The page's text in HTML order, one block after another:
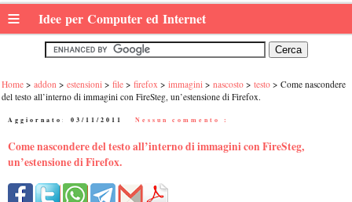
≡ Idee per Computer ed Internet
Home addon estensioni file firefox immagini nascosto testo
Come nascondere
del testo all’interno di immagini con FireSteg, un’estensione di Firefox.
Aggiornato: 03/11/2011 Nessun commento :
Come nascondere del testo all’interno di immagini con FireSteg,
un’estensione di Firefox.